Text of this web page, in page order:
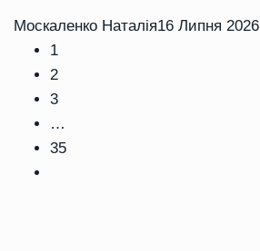
Москаленко Наталія16 Липня 2026
1
2
3
…
35